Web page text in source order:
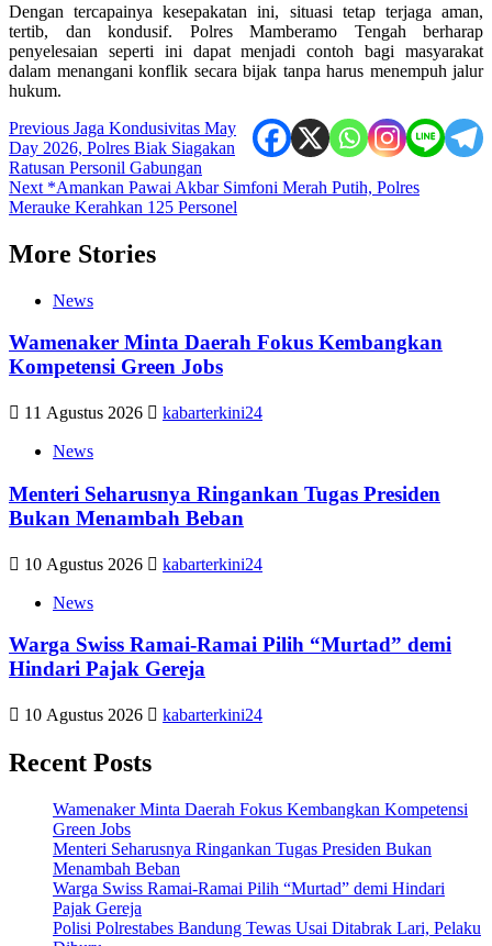
Dengan tercapainya kesepakatan ini, situasi tetap terjaga aman,
tertib, dan kondusif. Polres Mamberamo Tengah berharap
penyelesaian seperti ini dapat menjadi contoh bagi masyarakat
dalam menangani konflik secara bijak tanpa harus menempuh jalur
hukum.
Post
navigation
Previous Jaga Kondusivitas May
Day 2026, Polres Biak Siagakan
Ratusan Personil Gabungan
Next *Amankan Pawai Akbar Simfoni Merah Putih, Polres
Merauke Kerahkan 125 Personel
More Stories
News
Wamenaker Minta Daerah Fokus Kembangkan
Kompetensi Green Jobs
11 Agustus 2026 kabarterkini24
News
Menteri Seharusnya Ringankan Tugas Presiden
Bukan Menambah Beban
10 Agustus 2026 kabarterkini24
News
Warga Swiss Ramai-Ramai Pilih “Murtad” demi
Hindari Pajak Gereja
10 Agustus 2026 kabarterkini24
Recent Posts
Wamenaker Minta Daerah Fokus Kembangkan Kompetensi
Green Jobs
Menteri Seharusnya Ringankan Tugas Presiden Bukan
Menambah Beban
Warga Swiss Ramai-Ramai Pilih “Murtad” demi Hindari
Pajak Gereja
Polisi Polrestabes Bandung Tewas Usai Ditabrak Lari, Pelaku